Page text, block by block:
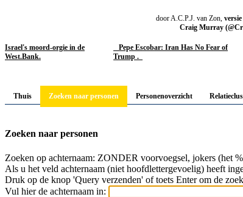
door A.C.P.J. van Zon,
Craig Murray
Israel's moord-orgie in de
West.Bank.
Pepe Escobar: Iran Has No Fear of
Trump .
Thuis Zoeken naar personen Personenoverzicht
Zoeken naar personen
Zoeken op achternaam: ZONDER voorvoegsel, jokers (het
Als u het veld achternaam (niet hoofdlettergevoelig) heeft
Druk op de knop 'Query verzenden' of toets Enter om de
Vul hier de achternaam in: